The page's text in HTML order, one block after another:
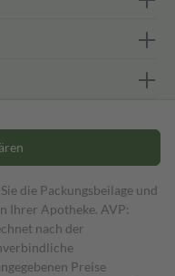
die Packungsbeilage und
Ihrer Apotheke. AVP:
nach der
Preise